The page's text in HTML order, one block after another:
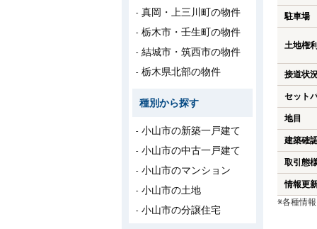
駐車場
土地権
接道状
セット
地目
建築確
取引態
情報更
※各種情
真岡・上三川町の物件
栃木市・壬生町の物件
結城市・筑西市の物件
栃木県北部の物件
種別から探す
小山市の新築一戸建て
小山市の中古一戸建て
小山市のマンション
小山市の土地
小山市の分譲住宅